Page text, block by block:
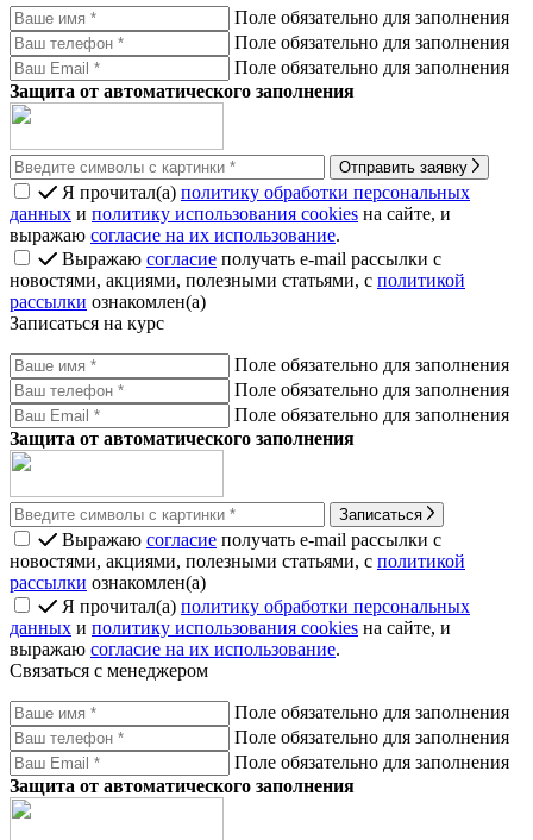
Поле обязательно для заполнения
Поле обязательно для заполнения
Поле обязательно для заполнения
Защита от автоматического заполнения
Отправить заявку
Я прочитал(а) политику обработки персональных
данных и политику использования cookies на сайте, и
выражаю согласие на их использование.
Выражаю согласие получать e-mail рассылки с
новостями, акциями, полезными статьями, с политикой
рассылки ознакомлен(а)
Записаться на курс
Поле обязательно для заполнения
Поле обязательно для заполнения
Поле обязательно для заполнения
Защита от автоматического заполнения
Записаться
Выражаю согласие получать e-mail рассылки с
новостями, акциями, полезными статьями, с политикой
рассылки ознакомлен(а)
Я прочитал(а) политику обработки персональных
данных и политику использования cookies на сайте, и
выражаю согласие на их использование.
Связаться с менеджером
Поле обязательно для заполнения
Поле обязательно для заполнения
Поле обязательно для заполнения
Защита от автоматического заполнения